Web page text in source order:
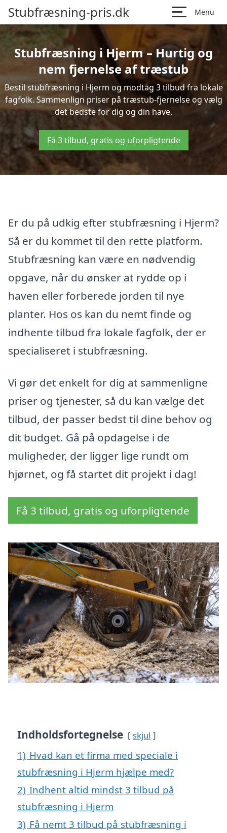
Stubfræsning-pris.dk Menu
Stubfræsning i Hjerm – Hurtig og
nem fjernelse af træstub
Bestil stubfræsning i Hjerm og modtag 3 tilbud fra lokale
fagfolk. Sammenlign priser på træstub-fjernelse og vælg
det bedste for dig og din have.
Få 3 tilbud, gratis og uforpligtende
Er du på udkig efter stubfræsning i Hjerm?
Så er du kommet til den rette platform.
Stubfræsning kan være en nødvendig
opgave, når du ønsker at rydde op i
haven eller forberede jorden til nye
planter. Hos os kan du nemt finde og
indhente tilbud fra lokale fagfolk, der er
specialiseret i stubfræsning.
Vi gør det enkelt for dig at sammenligne
priser og tjenester, så du kan vælge det
tilbud, der passer bedst til dine behov og
dit budget. Gå på opdagelse i de
muligheder, der ligger lige rundt om
hjørnet, og få startet dit projekt i dag!
Få 3 tilbud, gratis og uforpligtende
Indholdsfortegnelse skjul
1) Hvad kan et firma med speciale i
stubfræsning i Hjerm hjælpe med?
2) Indhent altid mindst 3 tilbud på
stubfræsning i Hjerm
3) Få nemt 3 tilbud på stubfræsning i